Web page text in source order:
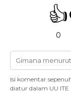
👍
0
Isi komentar
diatur dalam UU ITE